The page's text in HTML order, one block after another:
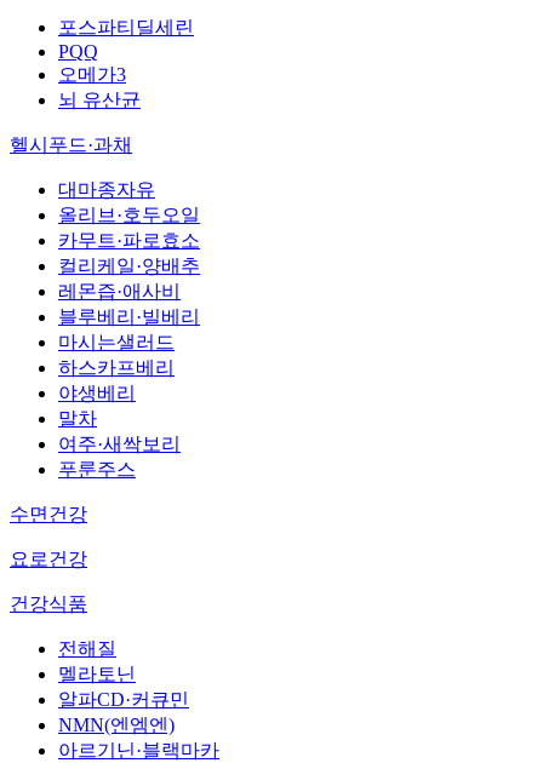
포스파티딜세린
PQQ
오메가3
뇌 유산균
헬시푸드·과채
대마종자유
올리브·호두오일
카무트·파로효소
컬리케일·양배추
레몬즙·애사비
블루베리·빌베리
마시는샐러드
하스카프베리
야생베리
말차
여주·새싹보리
푸룬주스
수면건강
요로건강
건강식품
전해질
멜라토닌
알파CD·커큐민
NMN(엔엠엔)
아르기닌·블랙마카